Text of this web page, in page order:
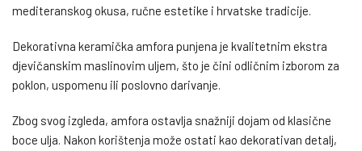
mediteranskog okusa, ručne estetike i hrvatske tradicije.
Dekorativna keramička amfora punjena je kvalitetnim ekstra
djevičanskim maslinovim uljem, što je čini odličnim izborom za
poklon, uspomenu ili poslovno darivanje.
Zbog svog izgleda, amfora ostavlja snažniji dojam od klasične
boce ulja. Nakon korištenja može ostati kao dekorativan detalj,